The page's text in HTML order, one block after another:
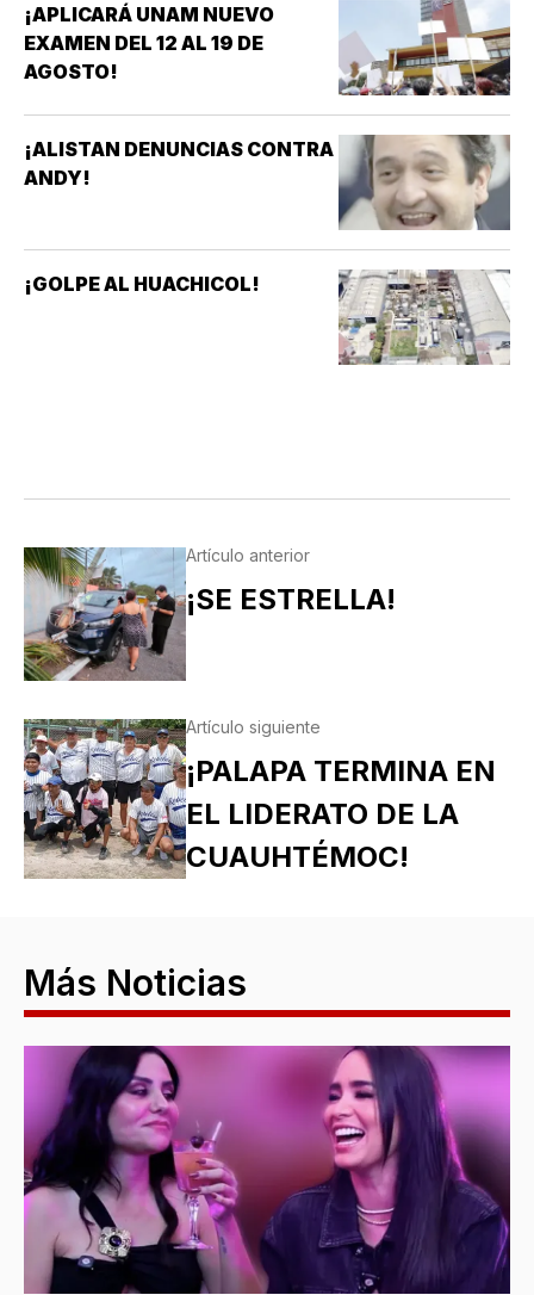
¡APLICARÁ UNAM NUEVO
EXAMEN DEL 12 AL 19 DE
AGOSTO!
¡ALISTAN DENUNCIAS CONTRA
ANDY!
¡GOLPE AL HUACHICOL!
Artículo anterior
¡SE ESTRELLA!
Artículo siguiente
¡PALAPA TERMINA EN
EL LIDERATO DE LA
CUAUHTÉMOC!
Más Noticias